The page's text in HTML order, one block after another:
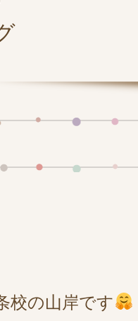
校の山岸です